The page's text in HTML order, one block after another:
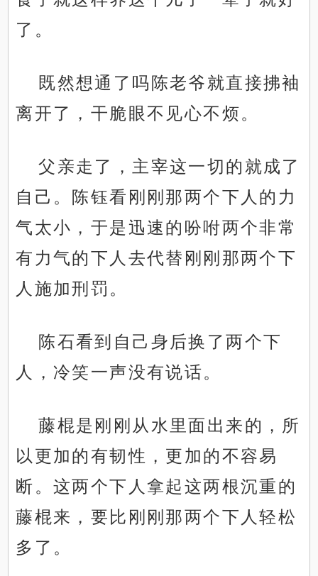
了。
既然想通了吗陈老爷就直接拂袖
离开了，干脆眼不见心不烦。
父亲走了，主宰这一切的就成了
自己。陈钰看刚刚那两个下人的力
气太小，于是迅速的吩咐两个非常
有力气的下人去代替刚刚那两个下
人施加刑罚。
陈石看到自己身后换了两个下
人，冷笑一声没有说话。
藤棍是刚刚从水里面出来的，所
以更加的有韧性，更加的不容易
断。这两个下人拿起这两根沉重的
藤棍来，要比刚刚那两个下人轻松
多了。